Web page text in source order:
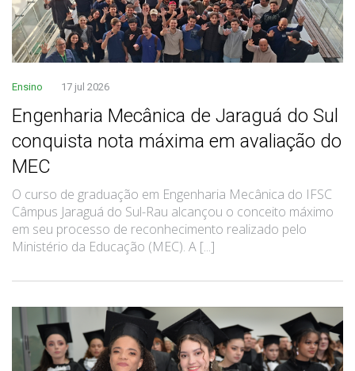
Ensino 17 jul 2026
Engenharia Mecânica de Jaraguá do Sul
conquista nota máxima em avaliação do
MEC
O curso de graduação em Engenharia Mecânica do IFSC
Câmpus Jaraguá do Sul-Rau alcançou o conceito máximo
em seu processo de reconhecimento realizado pelo
Ministério da Educação (MEC). A [...]